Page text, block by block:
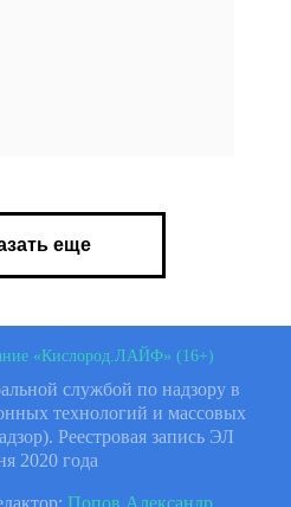
еще
«Кислород.ЛАЙФ» (16+)
службой по надзору в
технологий и массовых
Реестровая запись ЭЛ
2020 года
Попов Александр